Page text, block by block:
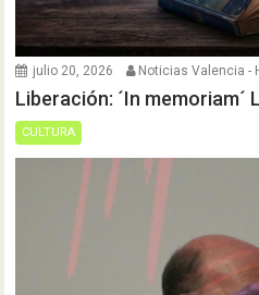
julio 20, 2026 Noticias Valencia -
Liberación: ´In memoriam´
CULTURA